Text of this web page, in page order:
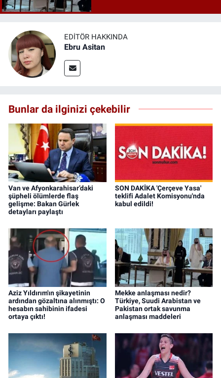
EDITÖR HAKKINDA
Ebru Asitan
Bunlar da ilginizi çekebilir
Van ve Afyonkarahisar’daki
şüpheli ölümlerde flaş
gelişme: Bakan Gürlek
detayları paylaştı
SON DAKİKA 'Çerçeve Yasa'
teklifi Adalet Komisyonu'nda
kabul edildi!
Aziz Yıldırım'ın şikayetinin
ardından gözaltına alınmıştı: O
hesabın sahibinin ifadesi
ortaya çıktı!
Mekke anlaşması nedir?
Türkiye, Suudi Arabistan ve
Pakistan ortak savunma
anlaşması maddeleri